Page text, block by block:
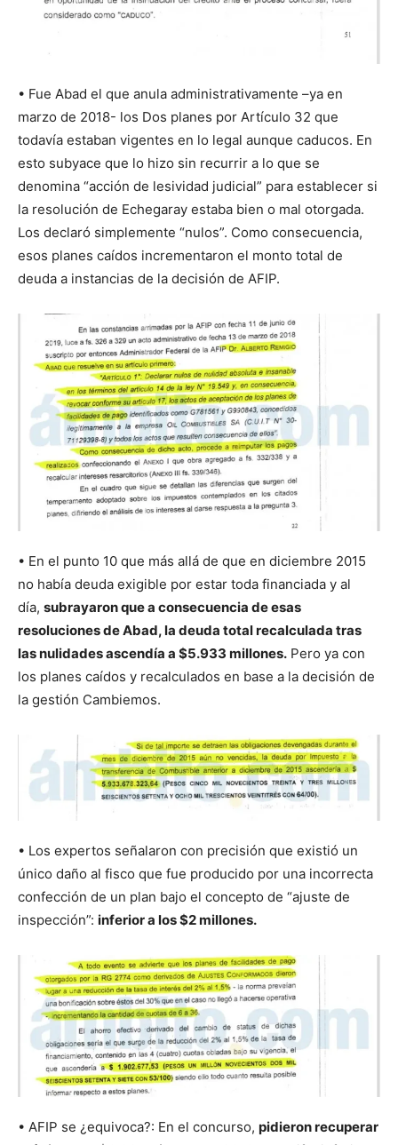
• Fue Abad el que anula administrativamente –ya en
marzo de 2018- los Dos planes por Artículo 32 que
todavía estaban vigentes en lo legal aunque caducos. En
esto subyace que lo hizo sin recurrir a lo que se
denomina “acción de lesividad judicial” para establecer si
la resolución de Echegaray estaba bien o mal otorgada.
Los declaró simplemente “nulos”. Como consecuencia,
esos planes caídos incrementaron el monto total de
deuda a instancias de la decisión de AFIP.
• En el punto 10 que más allá de que en diciembre 2015
no había deuda exigible por estar toda financiada y al
día, subrayaron que a consecuencia de esas
resoluciones de Abad, la deuda total recalculada tras
las nulidades ascendía a $5.933 millones. Pero ya con
los planes caídos y recalculados en base a la decisión de
la gestión Cambiemos.
• Los expertos señalaron con precisión que existió un
único daño al fisco que fue producido por una incorrecta
confección de un plan bajo el concepto de “ajuste de
inspección”: inferior a los $2 millones.
• AFIP se ¿equivoca?: En el concurso, pidieron recuperar